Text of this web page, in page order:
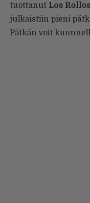
tuottanut Los Rollos
julkaistiin pieni
Pätkän voit